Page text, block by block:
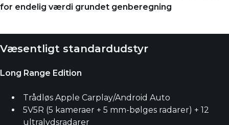
for endelig værdi grundet genberegning
Væsentligt standardudstyr
Long Range Edition
Trådløs Apple Carplay/Android Auto
5V5R (5 kameraer + 5 mm-bølges radarer) + 12
ultralydsradarer